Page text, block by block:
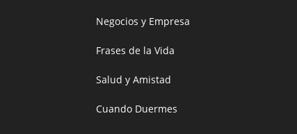
Negocios y Empresa
Frases de la Vida
Salud y Amistad
Cuando Duermes